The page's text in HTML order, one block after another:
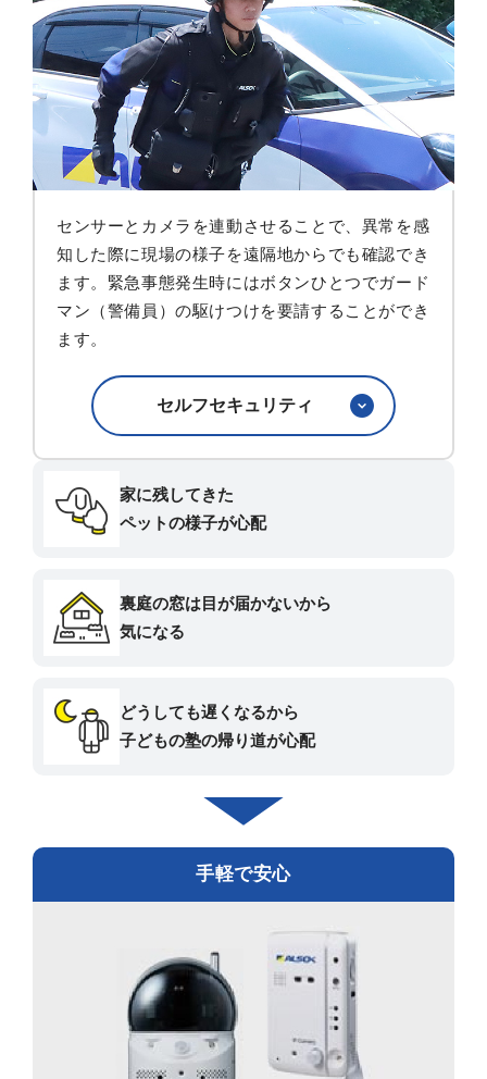
センサーとカメラを連動させることで、異常を感
知した際に現場の様子を遠隔地からでも確認でき
ます。緊急事態発生時にはボタンひとつでガード
マン（警備員）の駆けつけを要請することができ
ます。
セルフセキュリティ
家に残してきた
ペットの様子が心配
裏庭の窓は目が届かないから
気になる
どうしても遅くなるから
子どもの塾の帰り道が心配
手軽で安心